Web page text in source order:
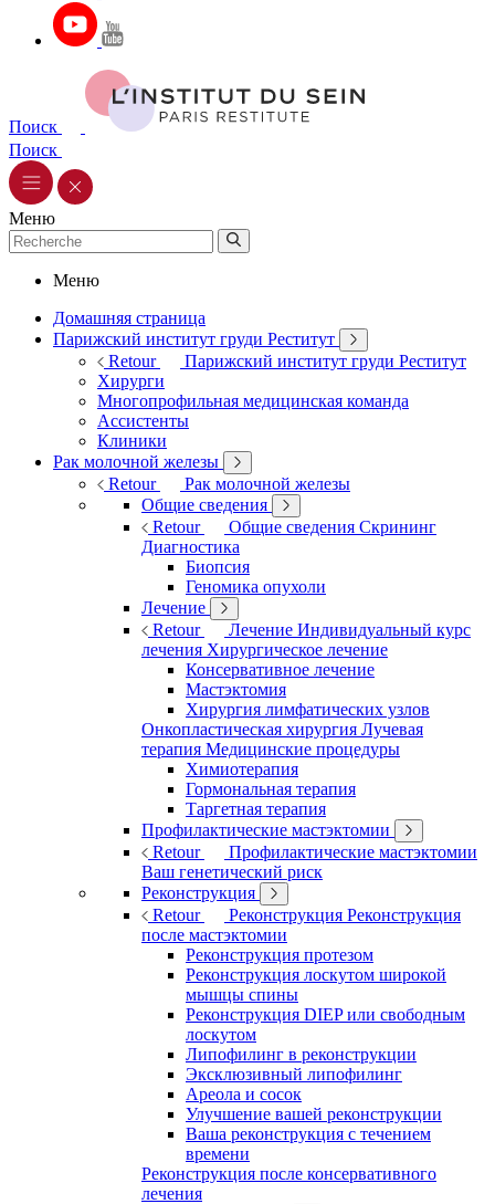
Поиск
Поиск
Меню
Меню
Домашняя страница
Парижский институт груди Реститут
Retour
Парижский институт груди Реститут
Хирурги
Многопрофильная медицинская команда
Ассистенты
Клиники
Рак молочной железы
Retour
Рак молочной железы
Общие сведения
Retour
Общие сведения Скрининг
Диагностика
Биопсия
Геномика опухоли
Лечение
Retour
Лечение Индивидуальный курс
лечения Хирургическое лечение
Консервативное лечение
Мастэктомия
Хирургия лимфатических узлов
Онкопластическая хирургия Лучевая
терапия Медицинские процедуры
Химиотерапия
Гормональная терапия
Таргетная терапия
Профилактические мастэктомии
Retour
Профилактические мастэктомии
Ваш генетический риск
Реконструкция
Retour
Реконструкция Реконструкция
после мастэктомии
Реконструкция протезом
Реконструкция лоскутом широкой
мышцы спины
Реконструкция DIEP или свободным
лоскутом
Липофилинг в реконструкции
Эксклюзивный липофилинг
Ареола и сосок
Улучшение вашей реконструкции
Ваша реконструкция с течением
времени
Реконструкция после консервативного
лечения